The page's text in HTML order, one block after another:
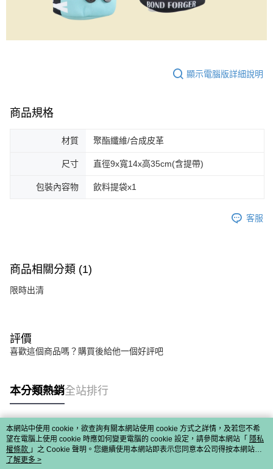
顯示電腦版詳細說明
商品規格
材質 聚酯纖維/合成皮革
尺寸 直徑9x寬14x高35cm(含提帶)
包裝內容物 飲料提袋x1
客服
商品相關分類 (1)
限時出清
評價
喜歡這個商品嗎？購買後給他一個好評吧
本分類熱銷全站排行
熱門標籤
本網站中使用 cookie，欲查詢有關本網站使用 cookie 方式之詳情，及若您不希
望在電腦上使用 cookie 時應如何變更電腦的 cookie 設定，請參閱本網站「 隱私
權條款 」之 Cookie 聲明。您繼續使用本網站即表示您同意本公司得按本網站使
用條款之 Cookie 聲明使用 cookie。
了解更多 >